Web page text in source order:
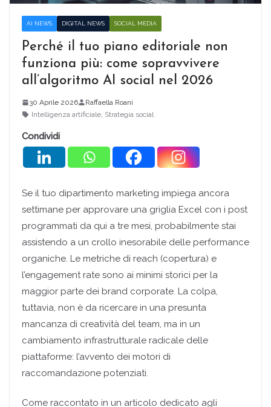
AI NEWS DIGITAL NEWS SOCIAL MEDIA
Perché il tuo piano editoriale non
funziona più: come sopravvivere
all’algoritmo AI social nel 2026
30 Aprile 2026
Raffaella Roani
Intelligenza artificiale, Strategia social
Condividi
Se il tuo dipartimento marketing impiega ancora
settimane per approvare una griglia Excel con i post
programmati da qui a tre mesi, probabilmente stai
assistendo a un crollo inesorabile delle performance
organiche. Le metriche di reach (copertura) e
l’engagement rate sono ai minimi storici per la
maggior parte dei brand corporate. La colpa,
tuttavia, non è da ricercare in una presunta
mancanza di creatività del team, ma in un
cambiamento infrastrutturale radicale delle
piattaforme: l’avvento dei motori di
raccomandazione potenziati.
Come raccontato in un articolo dedicato agli